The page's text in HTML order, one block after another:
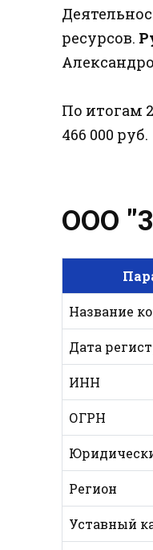
ресурсов.
По итогам
466 000 руб.
ООО
Название
Дата
ИНН
ОГРН
Регион
Уставный